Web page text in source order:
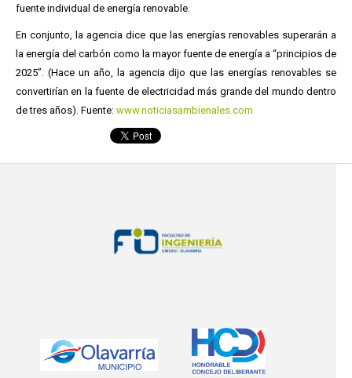
fuente individual de energía renovable.
En conjunto, la agencia dice que las energías renovables superarán a
la energía del carbón como la mayor fuente de energía a “principios de
2025”. (Hace un año, la agencia dijo que las energías renovables se
convertirían en la fuente de electricidad más grande del mundo dentro
de tres años). Fuente: www.noticiasambienales.com